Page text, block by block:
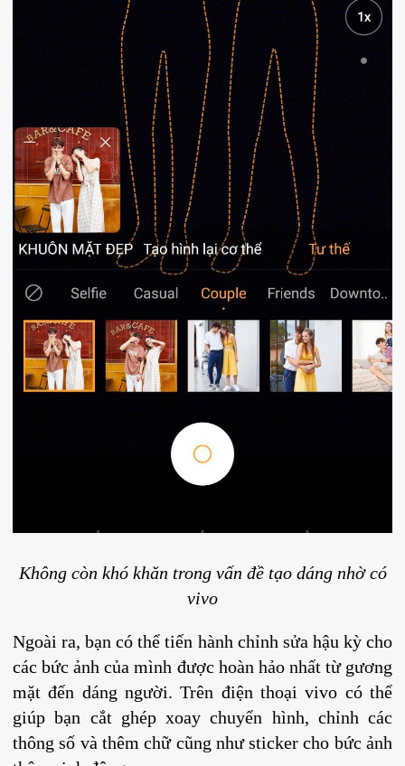
Không còn khó khăn trong vấn đề tạo dáng nhờ có
vivo
Ngoài ra, bạn có thể tiến hành chỉnh sửa hậu kỳ cho
các bức ảnh của mình được hoàn hảo nhất từ gương
mặt đến dáng người. Trên điện thoại vivo có thể
giúp bạn cắt ghép xoay chuyển hình, chỉnh các
thông số và thêm chữ cũng như sticker cho bức ảnh